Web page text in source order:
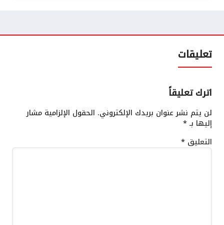
تعليقات
اترك تعليقاً
لن يتم نشر عنوان بريدك الإلكتروني. الحقول الإلزامية مشار
إليها بـ*
التعليق *